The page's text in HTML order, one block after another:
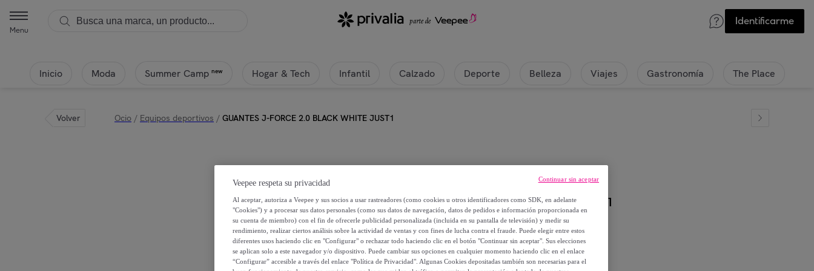
Menu
Identificarme
Inicio Moda Summer Camp new Hogar & Tech Infantil Calzado Deporte Belleza Viajes Gastronomía The Place
Volver Ocio / Equipos deportivos / GUANTES J-FORCE 2.0 BLACK WHITE JUST1
GUANTES J-FORCE 2.0 BLACK WHITE JUST1
32,00 €
40,00 €
Veepee respeta su privacidad
Al aceptar, autoriza a Veepee y sus socios a usar rastreadores (como cookies u otros identificadores como SDK, en adelante
"Cookies") y a procesar sus datos personales (como sus datos de navegación, datos de pedidos e información proporcionada en
su cuenta de miembro) con el fin de ofrecerle publicidad personalizada (incluida en su pantalla de televisión) y medir su
rendimiento, realizar ciertos análisis sobre la actividad de ventas y con fines de lucha contra el fraude. Puede elegir entre estos
diferentes usos haciendo clic en "Configurar" o rechazar todo haciendo clic en el botón "Continuar sin aceptar". Sus elecciones
se aplican solo a este navegador y/o dispositivo. Puede cambiar sus opciones en cualquier momento haciendo clic en el enlace
“Configurar” accesible a través del enlace "Política de Privacidad". Algunas Cookies depositadas también son necesarias para el
Continuar sin aceptar